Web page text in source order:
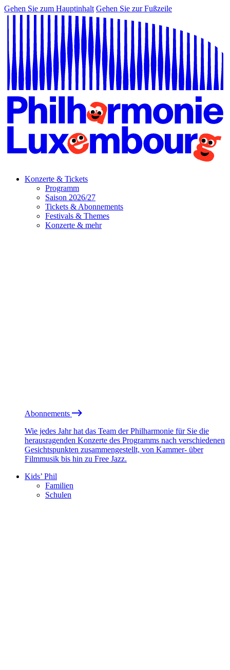
Gehen Sie zum Hauptinhalt Gehen Sie zur Fußzeile
Konzerte & Tickets
Programm
Saison 2026/27
Tickets & Abonnements
Festivals & Themes
Konzerte & mehr
Abonnements
Wie jedes Jahr hat das Team der Philharmonie für Sie die
herausragenden Konzerte des Programms nach verschiedenen
Gesichtspunkten zusammengestellt, von Kammer- über
Filmmusik bis hin zu Free Jazz.
Kids’ Phil
Familien
Schulen